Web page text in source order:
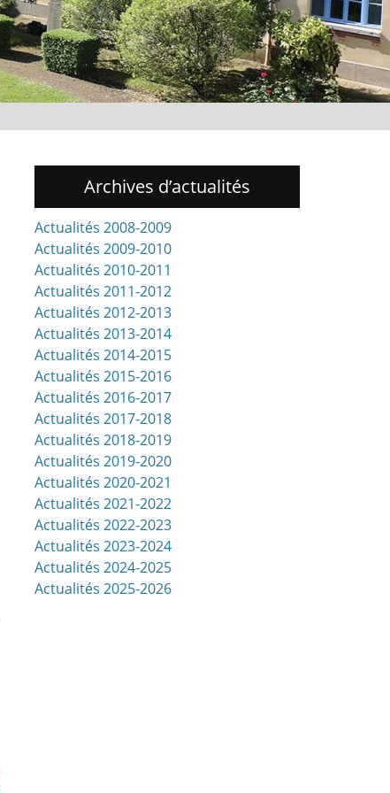
Archives d’actualités
Actualités 2008-2009
Actualités 2009-2010
Actualités 2010-2011
Actualités 2011-2012
Actualités 2012-2013
Actualités 2013-2014
Actualités 2014-2015
Actualités 2015-2016
Actualités 2016-2017
Actualités 2017-2018
Actualités 2018-2019
Actualités 2019-2020
Actualités 2020-2021
Actualités 2021-2022
Actualités 2022-2023
Actualités 2023-2024
Actualités 2024-2025
Actualités 2025-2026